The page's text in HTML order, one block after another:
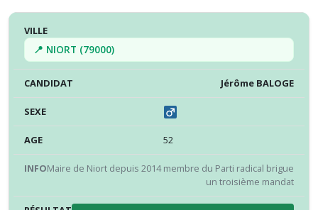
VILLE
📍 NIORT (79000)
Jérôme BALOGE
52
Maire de Niort depuis 2014 membre du Parti radical brigue
un troisième mandat